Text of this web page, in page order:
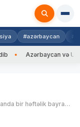
#azərbaycan
Azərbaycan və
Sabahdan Azərbaycanda bir həftəlik bayram tətili başlayır